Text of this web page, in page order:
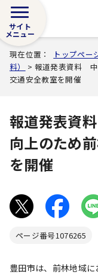
サイト
メニュー
現在位置： トップペー
料）
> 報道発表資料 中
交通安全教室を開催
報道発表資
向上のため
を開催
ページ番号1076265
豊田市は、前林地域